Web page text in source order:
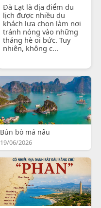
Đà Lạt là địa điểm du
lịch được nhiều du
khách lựa chọn làm nơi
tránh nóng vào những
tháng hè oi bức. Tuy
nhiên, không c...
Bún bò má nấu
19/06/2026